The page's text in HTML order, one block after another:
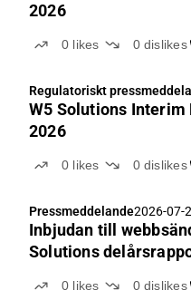
2026
0 likes 0 dislikes
Regulatoriskt
W5 Solutions
2026
0 likes 0 dislikes
Pressmeddelande2026-07-
Inbjudan till
Solutions
0 likes 0 dislikes